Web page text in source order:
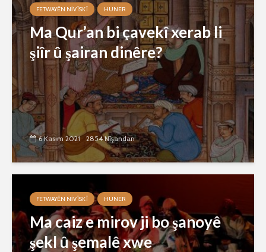
FETWAYÊN NIVÎSKÎ HUNER
Ma Qur’an bi çavekî xerab li
şiîr û şairan dinêre?
6 Kasım 2021 2854 Nîşandan
FETWAYÊN NIVÎSKÎ HUNER
Ma caiz e mirov ji bo şanoyê
şekl û şemalê xwe